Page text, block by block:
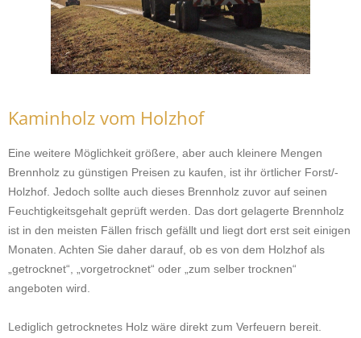
Kaminholz vom Holzhof
Eine weitere Möglichkeit größere, aber auch kleinere Mengen
Brennholz zu günstigen Preisen zu kaufen, ist ihr örtlicher Forst/-
Holzhof. Jedoch sollte auch dieses Brennholz zuvor auf seinen
Feuchtigkeitsgehalt geprüft werden. Das dort gelagerte Brennholz
ist in den meisten Fällen frisch gefällt und liegt dort erst seit einigen
Monaten. Achten Sie daher darauf, ob es von dem Holzhof als
„getrocknet“, „vorgetrocknet“ oder „zum selber trocknen“
angeboten wird.
Lediglich getrocknetes Holz wäre direkt zum Verfeuern bereit.